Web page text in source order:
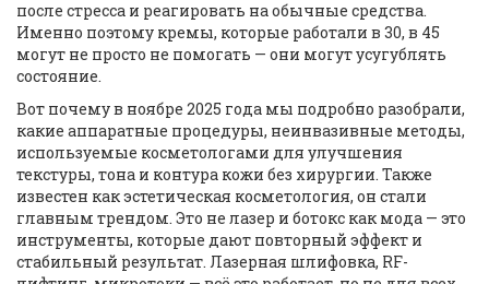
после стресса и реагировать на обычные средства.
Именно поэтому кремы, которые работали в 30, в 45
могут не просто не помогать — они могут усугублять
состояние.
Вот почему в ноябре 2025 года мы подробно разобрали,
какие аппаратные процедуры, неинвазивные методы,
используемые косметологами для улучшения
текстуры, тона и контура кожи без хирургии. Также
известен какэстетическая косметология, он стали
главным трендом. Это не лазер и ботокс как мода — это
инструменты, которые дают повторный эффект и
стабильный результат. Лазерная шлифовка, RF-